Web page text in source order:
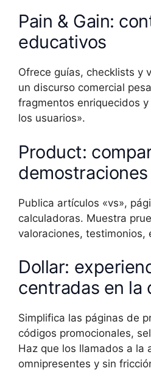
Pain & Gain:
educativos
Ofrece guías, checklists y
un discurso comercial
fragmentos enriquecidos
los usuarios».
Product:
demostraciones
Publica artículos «vs»,
calculadoras. Muestra
valoraciones, testimonios,
Dollar:
centradas en la
Simplifica las páginas de
códigos promocionales,
Haz que los llamados a la
omnipresentes y sin